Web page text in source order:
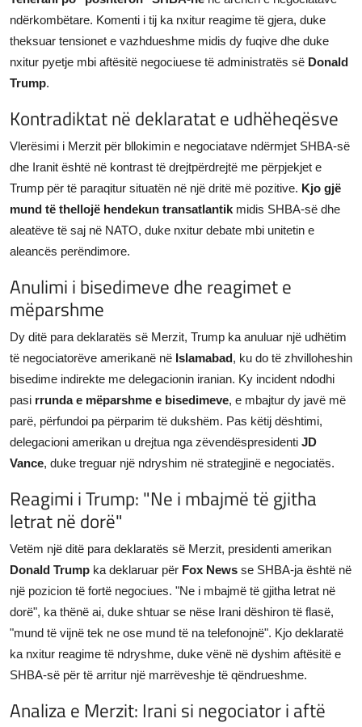
ndërkombëtare. Komenti i tij ka nxitur reagime të gjera, duke
theksuar tensionet e vazhdueshme midis dy fuqive dhe duke
nxitur pyetje mbi aftësitë negociuese të administratës së Donald
Trump.
Kontradiktat në deklaratat e udhëheqësve
Vlerësimi i Merzit për bllokimin e negociatave ndërmjet SHBA-së
dhe Iranit është në kontrast të drejtpërdrejtë me përpjekjet e
Trump për të paraqitur situatën në një dritë më pozitive. Kjo gjë
mund të thellojë hendekun transatlantik midis SHBA-së dhe
aleatëve të saj në NATO, duke nxitur debate mbi unitetin e
aleancës perëndimore.
Anulimi i bisedimeve dhe reagimet e
mëparshme
Dy ditë para deklaratës së Merzit, Trump ka anuluar një udhëtim
të negociatorëve amerikanë në Islamabad, ku do të zhvilloheshin
bisedime indirekte me delegacionin iranian. Ky incident ndodhi
pasi rrunda e mëparshme e bisedimeve, e mbajtur dy javë më
parë, përfundoi pa përparim të dukshëm. Pas këtij dështimi,
delegacioni amerikan u drejtua nga zëvendëspresidenti JD
Vance, duke treguar një ndryshim në strategjinë e negociatës.
Reagimi i Trump: "Ne i mbajmë të gjitha
letrat në dorë"
Vetëm një ditë para deklaratës së Merzit, presidenti amerikan
Donald Trump ka deklaruar për Fox News se SHBA-ja është në
një pozicion të fortë negociues. "Ne i mbajmë të gjitha letrat në
dorë", ka thënë ai, duke shtuar se nëse Irani dëshiron të flasë,
"mund të vijnë tek ne ose mund të na telefonojnë". Kjo deklaratë
ka nxitur reagime të ndryshme, duke vënë në dyshim aftësitë e
SHBA-së për të arritur një marrëveshje të qëndrueshme.
Analiza e Merzit: Irani si negociator i aftë